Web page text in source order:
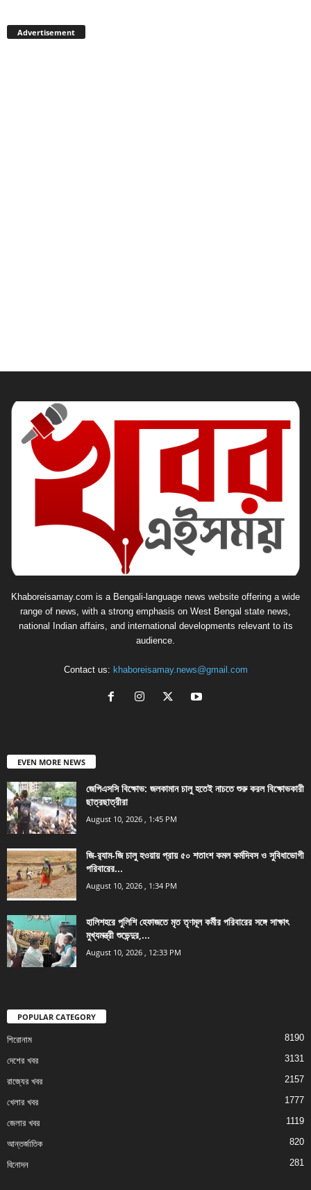
Advertisement
Khaboreisamay.com is a Bengali-language news website offering a wide
range of news, with a strong emphasis on West Bengal state news,
national Indian affairs, and international developments relevant to its
audience.
Contact us: khaboreisamay.news@gmail.com
EVEN MORE NEWS
জেপিএসসি বিক্ষোভ: জলকামান চালু হতেই নাচতে শুরু করল বিক্ষোভকারী
ছাত্রছাত্রীরা
August 10, 2026 , 1:45 PM
জি-র‍্যাম-জি চালু হওয়ায় প্রায় ৫০ শতাংশ কমল কর্মদিবস ও সুবিধাভোগী
পরিবারের...
August 10, 2026 , 1:34 PM
হালিশহরে পুলিশি হেফাজতে মৃত তৃণমূল কর্মীর পরিবারের সঙ্গে সাক্ষাৎ
মুখ্যমন্ত্রী শুভেন্দুর,...
August 10, 2026 , 12:33 PM
POPULAR CATEGORY
শিরোনাম 8190
দেশের খবর 3131
রাজ্যের খবর 2157
খেলার খবর 1777
জেলার খবর 1119
আন্তর্জাতিক 820
বিনোদন 281